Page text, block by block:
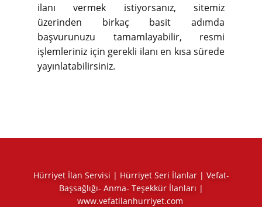
ilanı vermek istiyorsanız, sitemiz
üzerinden birkaç basit adımda
başvurunuzu tamamlayabilir, resmi
işlemleriniz için gerekli ilanı en kısa sürede
yayınlatabilirsiniz.
Hürriyet İlan Servisi | Hürriyet Seri İlanlar | Vefat-
Başsağlığı- Anma- Teşekkür İlanları |
www.vefatilanhurriyet.com